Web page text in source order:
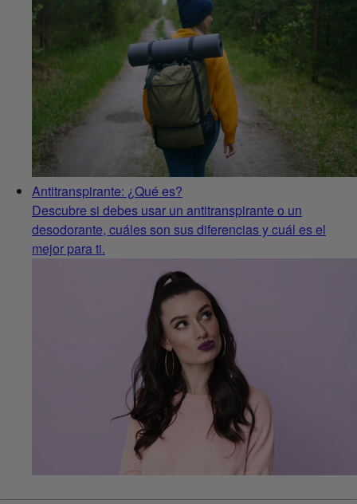
Antitranspirante: ¿Qué es?
Descubre si debes usar un antitranspirante o un
desodorante, cuáles son sus diferencias y cuál es el
mejor para ti.